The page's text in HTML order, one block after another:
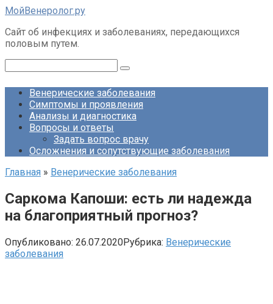
Перейти
контенту
МойВенеролог.ру
Cайт об инфекциях и заболеваниях, передающихся
половым путем.
Венерические заболевания
Симптомы и проявления
Анализы и диагностика
Вопросы и ответы
Задать вопрос врачу
Осложнения и сопутствующие заболевания
Главная » Венерические заболевания
Саркома Капоши: есть ли надежда
на благоприятный прогноз?
Опубликовано: 26.07.2020Рубрика: Венерические
заболевания